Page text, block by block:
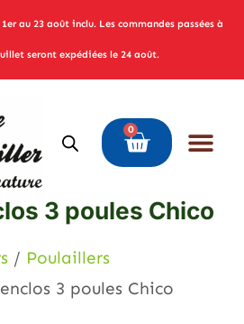
au 23 août inclu. Les commandes passées à
seront expédiées le 24 août.
0
3 poules Chico
/ Poulaillers
3 poules Chico